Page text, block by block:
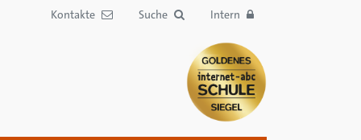
Kontakte Suche Intern